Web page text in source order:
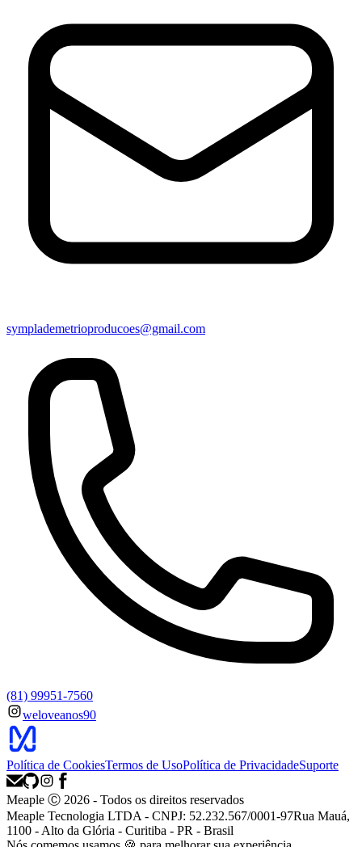
symplademetrioproducoes@gmail.com
(81) 99951-7560
weloveanos90
Política de CookiesTermos de UsoPolítica de PrivacidadeSuporte
Meaple Ⓒ 2026 - Todos os direitos reservados
Meaple Tecnologia LTDA - CNPJ: 52.232.567/0001-97Rua Mauá,
1100 - Alto da Glória - Curitiba - PR - Brasil